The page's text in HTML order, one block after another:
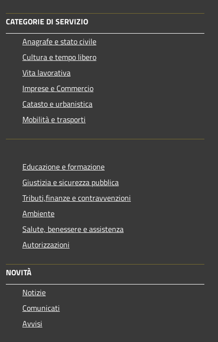
CATEGORIE DI SERVIZIO
Anagrafe e stato civile
Cultura e tempo libero
Vita lavorativa
Imprese e Commercio
Catasto e urbanistica
Mobilità e trasporti
Educazione e formazione
Giustizia e sicurezza pubblica
Tributi,finanze e contravvenzioni
Ambiente
Salute, benessere e assistenza
Autorizzazioni
NOVITÀ
Notizie
Comunicati
Avvisi